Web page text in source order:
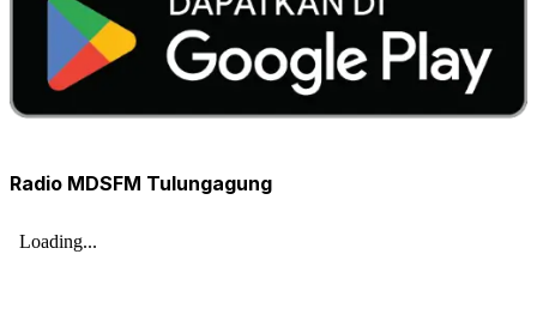
Radio MDSFM Tulungagung